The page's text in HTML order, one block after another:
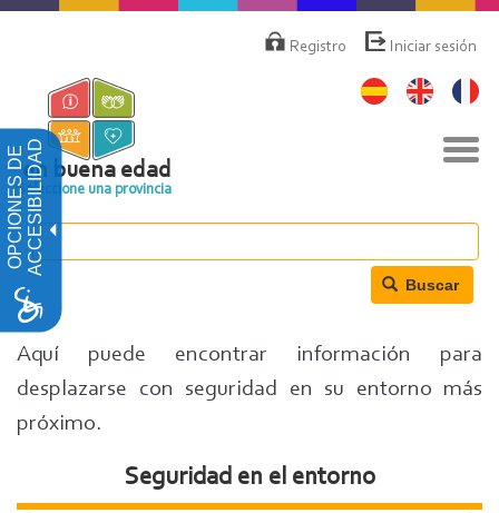
OPCIONES DEACCESIBILIDAD
Pasar
contenido
principal
deRegistro Iniciar sesión
en buena edad
Seleccione una provincia
Buscar
Aquí puede encontrar información para
desplazarse con seguridad en su entorno más
próximo.
Seguridad en el entorno